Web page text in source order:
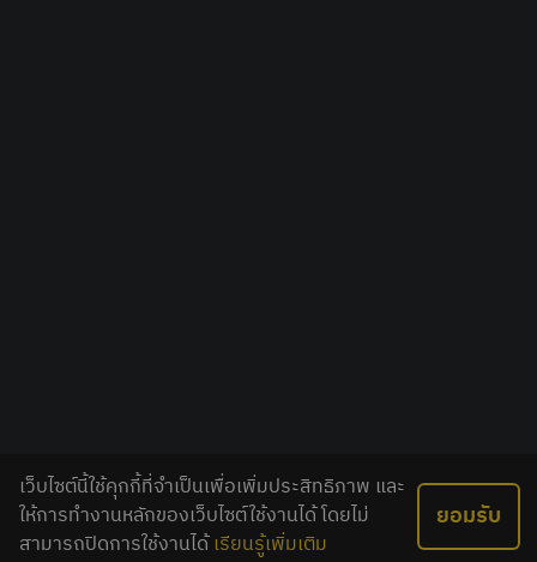
เว็บไซต์นี้ใช้คุกกี้ที่จำเป็นเพื่อเพิ่มประสิทธิภาพ และ
ให้การทำงานหลักของเว็บไซต์ใช้งานได้ โดยไม่
สามารถปิดการใช้งานได้เรียนรู้เพิ่มเติม
ยอมรับ